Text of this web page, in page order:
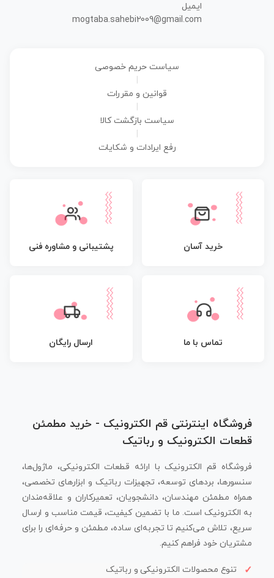
ایمیل
mogtaba.sahebi2009@gmail.com
سیاست حریم خصوصی
قوانین و مقررات
سیاست بازگشت کالا
رفع ایرادات و شکایات
خرید آسان پشتیبانی و مشاوره فنی
تماس با ما ارسال رایگان
فروشگاه اینترنتی قم الکترونیک - خرید مطمئن
قطعات الکترونیک و رباتیک
فروشگاه قم الکترونیک با ارائه قطعات الکترونیکی، ماژول‌ها،
سنسورها، بردهای توسعه، تجهیزات رباتیک و ابزارهای تخصصی،
همراه مطمئن مهندسان، دانشجویان، تعمیرکاران و علاقه‌مندان
به الکترونیک است. ما با تضمین کیفیت، قیمت مناسب و ارسال
سریع، تلاش می‌کنیم تا تجربه‌ای ساده، مطمئن و حرفه‌ای را برای
مشتریان خود فراهم کنیم.
تنوع محصولات الکترونیکی و رباتیک